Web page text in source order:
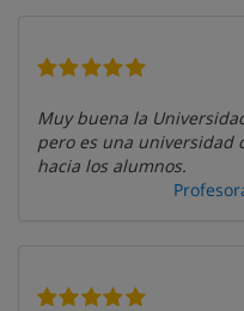
Muy buena la
pero es una universidad
hacia los alumnos.